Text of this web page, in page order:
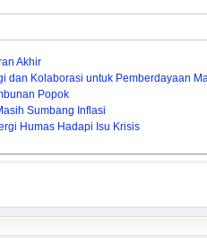
Akhir
dan Kolaborasi untuk Pemberdayaan
Popok
Sumbang Inflasi
Humas Hadapi Isu Krisis